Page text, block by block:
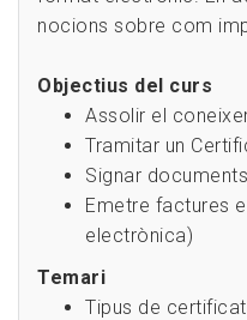
nocions sobre com
Objectius del curs
Assolir el
Tramitar un
Signar
Emetre factures
electrònica)
Temari
Tipus de